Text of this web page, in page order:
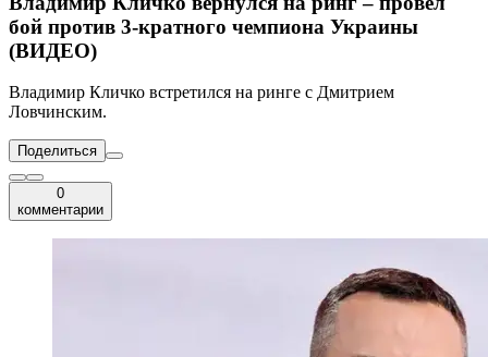
бой против 3-кратного чемпиона Украины
(ВИДЕО)
Владимир Кличко встретился на ринге с Дмитрием
Ловчинским.
Поделиться
0
комментарии